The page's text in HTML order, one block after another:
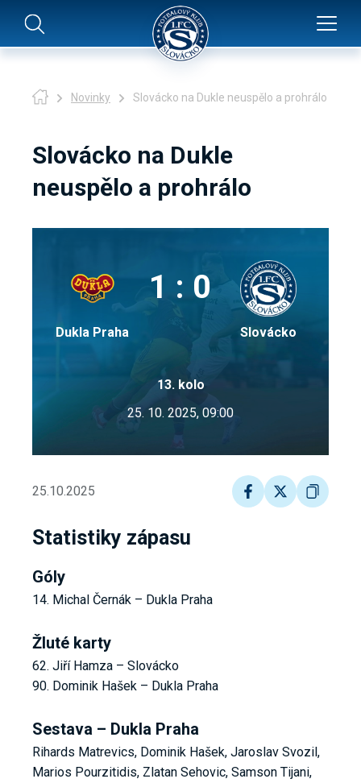
Novinky Slovácko na Dukle neuspělo a prohrálo
Slovácko na Dukle
neuspělo a prohrálo
Dukla Praha
1 : 0
Slovácko
13. kolo
25. 10. 2025, 09:00
25.10.2025
Statistiky zápasu
Góly
14. Michal Černák – Dukla Praha
Žluté karty
62. Jiří Hamza – Slovácko
90. Dominik Hašek – Dukla Praha
Sestava – Dukla Praha
Rihards Matrevics, Dominik Hašek, Jaroslav Svozil,
Marios Pourzitidis, Zlatan Sehovic, Samson Tijani,